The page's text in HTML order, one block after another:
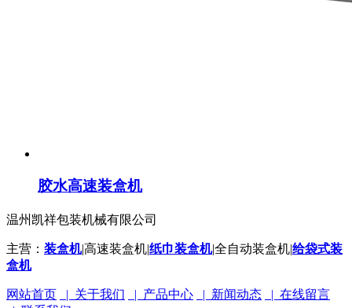
胶水高速装盒机
温州凯祥包装机械有限公司
主营： 装盒机|高速装盒机|纸巾装盒机|全自动装盒机|给袋式装
盒机
网站首页 | 关于我们 | 产品中心 | 新闻动态
| 在线留言